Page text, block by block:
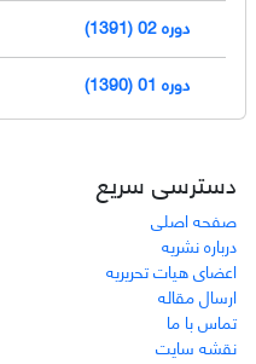
دوره 02 (1391)
دوره 01 (1390)
دسترسی سریع
صفحه اصلی
درباره نشریه
اعضای هیات تحریریه
ارسال مقاله
تماس با ما
نقشه سایت